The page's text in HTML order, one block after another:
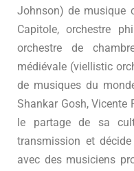
Johnson) de musique
Capitole, orchestre
orchestre de
médiévale (viellistic
de musiques du
Shankar Gosh, Vicente
le partage de sa
transmission et
avec des musiciens